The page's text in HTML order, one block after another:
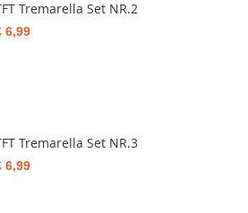
Tremarella Set NR.2
6,99
Tremarella Set NR.3
6,99